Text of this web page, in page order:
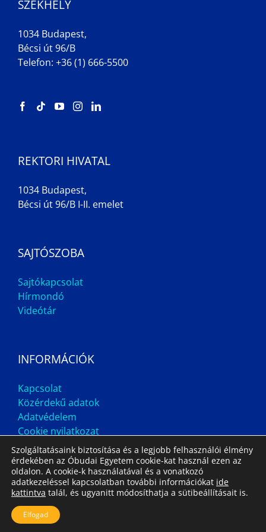
SZÉKHELY
1034 Budapest,
Bécsi út 96/B
Telefon: +36 (1) 666-5500
REKTORI HIVATAL
1034 Budapest,
Bécsi út 96/B I-II. emelet
SAJTÓSZOBA
Sajtókapcsolat
Hírmondó
Videótár
INFORMÁCIÓK
Kapcsolat
Közérdekű adatok
Adatvédelem
Cookie nyilatkozat
Impresszum
Szolgáltatásaink biztosítása és a legjobb felhasználói élmény
érdekében az Óbudai Egyetem cookie-kat használ ezen az
oldalon. A cookie-k használatával és a vonatkozó
adatkezeléssel kapcsolatban további információkat ide
kattintva talál, és ugyanitt módosíthatja a sütibeállításait is.
Elfogad